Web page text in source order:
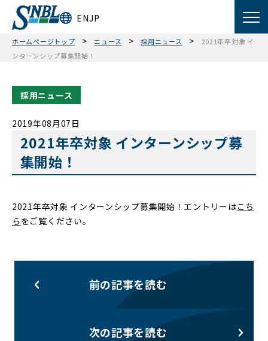
ENJP
ホームページトップ > ニュース > 採用ニュース >
2021年卒対象 イ
ンターンシップ募集開始！
2021年卒対象 インターンシップ募
集開始！
2019年08月07日
採用ニュース
2021年卒対象 インターンシップ募集開始！エントリーはこち
ら をご覧ください。
前の記事を読む
次の記事を読む